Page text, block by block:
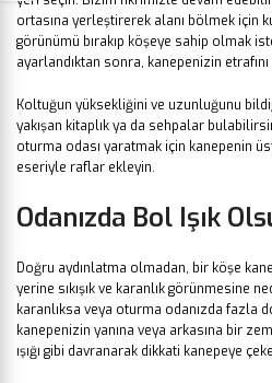
ortasına yerleştirerek alanı bölmek için
görünümü bırakıp köşeye sahip olmak
ayarlandıktan sonra, kanepenizin
Koltuğun yüksekliğini ve uzunluğunu
yakışan kitaplık ya da sehpalar
oturma odası yaratmak için kanepenin
eseriyle raflar ekleyin.
Odanızda Bol Işık
Doğru aydınlatma olmadan, bir köşe
yerine sıkışık ve karanlık görünmesine
karanlıksa veya oturma odanızda fazla
kanepenizin yanına veya arkasına bir
ışığı gibi davranarak dikkati kanepeye